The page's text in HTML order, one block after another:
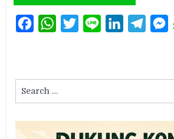
FacebookWhatsAppTwitterLine LinkedIn
for: